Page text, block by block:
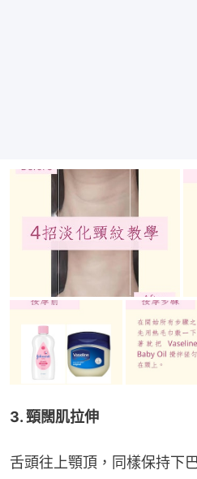
3. 頸闊肌拉伸
舌頭往上顎頂，同樣保持下